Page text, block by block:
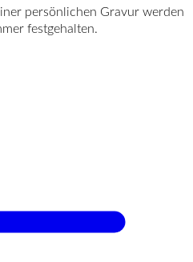
persönlichen Gravur werden
festgehalten.